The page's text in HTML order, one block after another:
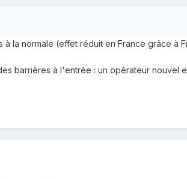
la normale (effet réduit en France grâce à
barrières à l'entrée : un opérateur nouvel